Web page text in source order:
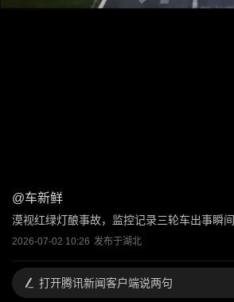
@车新鲜
漠视红绿灯酿事故，监控记录三轮车出事瞬间
2026-07-02 10:26 发布于湖北
打开腾讯新闻客户端说两句